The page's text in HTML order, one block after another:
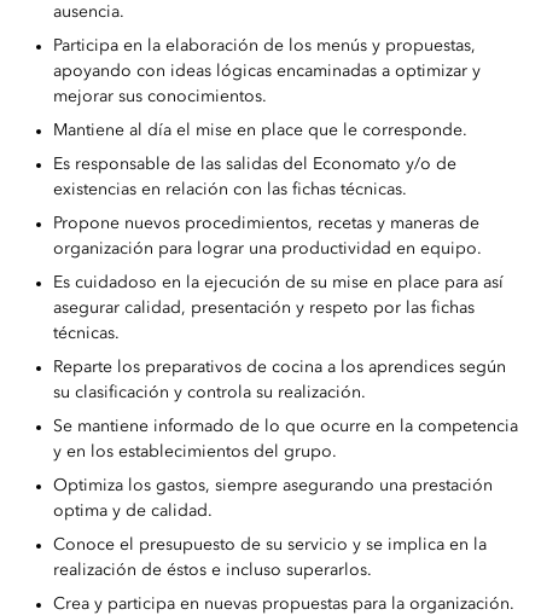
ausencia.
Participa en la elaboración de los menús y propuestas,
apoyando con ideas lógicas encaminadas a optimizar y
mejorar sus conocimientos.
Mantiene al día el mise en place que le corresponde.
Es responsable de las salidas del Economato y/o de
existencias en relación con las fichas técnicas.
Propone nuevos procedimientos, recetas y maneras de
organización para lograr una productividad en equipo.
Es cuidadoso en la ejecución de su mise en place para así
asegurar calidad, presentación y respeto por las fichas
técnicas.
Reparte los preparativos de cocina a los aprendices según
su clasificación y controla su realización.
Se mantiene informado de lo que ocurre en la competencia
y en los establecimientos del grupo.
Optimiza los gastos, siempre asegurando una prestación
optima y de calidad.
Conoce el presupuesto de su servicio y se implica en la
realización de éstos e incluso superarlos.
Crea y participa en nuevas propuestas para la organización.